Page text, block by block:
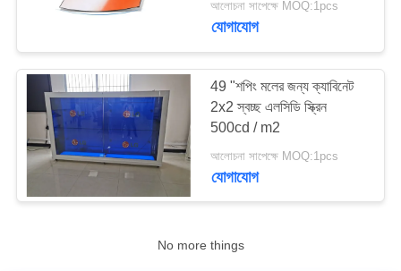
এলসিডি টাচ স্ক্রিন টেবিল
26
আলোচনা সাপেক্ষে MOQ:1pcs
যোগাযোগ
49 "শপিং মলের জন্য ক্যাবিনেট
2x2 স্বচ্ছ এলসিডি স্ক্রিন
500cd / m2
আলোচনা সাপেক্ষে MOQ:1pcs
যোগাযোগ
No more things